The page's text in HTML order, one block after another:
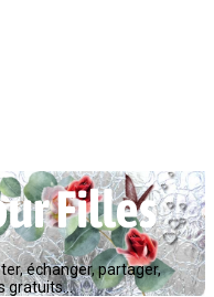
échanger, partager,
gratuits...